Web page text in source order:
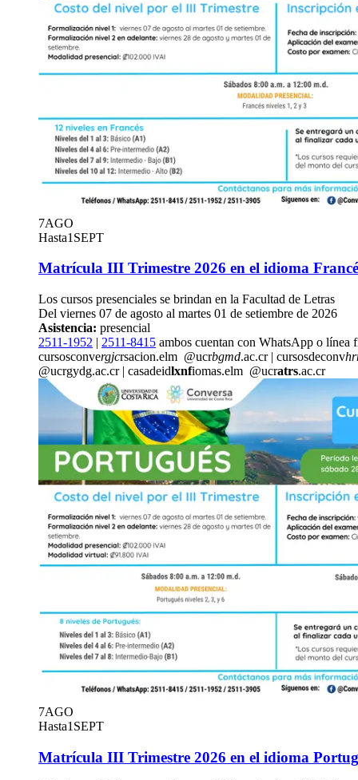
7AGO
Hasta1 SEPT
Matrícula III Trimestre 2026 en el idioma
Los cursos presenciales se brindan en la Facultad de Letras
Del viernes 07 de agosto al martes 01 de setiembre de 2026
Asistencia: presencial
2511-1952 | 2511-8415 ambos cuentan con WhatsApp o línea
cursosconvergjcrsacion.elm @ucrbgmd.ac.cr| cursosdeconv
@ucrgydg.ac.cr| casadeidlxnfiomas.elm @ucratrs.ac.cr
7AGO
Hasta1 SEPT
Matrícula III Trimestre 2026 en el idioma